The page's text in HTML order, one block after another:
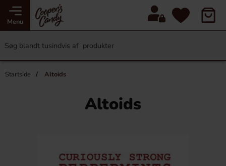
Menu
Startside Altoids
Altoids